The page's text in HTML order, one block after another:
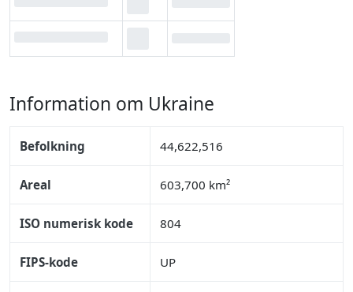
Information om Ukraine
Befolkning 44,622,516
Areal 603,700 km²
ISO numerisk kode 804
FIPS-kode UP